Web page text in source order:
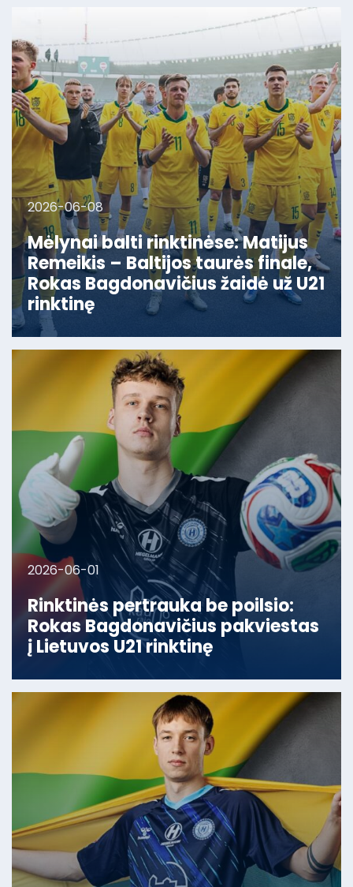
2026-06-08
Mėlynai balti rinktinėse: Matijus
Remeikis – Baltijos taurės finale,
Rokas Bagdonavičius žaidė už U21
rinktinę
2026-06-01
Rinktinės pertrauka be poilsio:
Rokas Bagdonavičius pakviestas
į Lietuvos U21 rinktinę